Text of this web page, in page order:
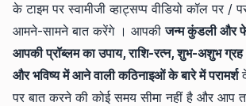
के टाइम पर स्वामीजी व्हाट्सप्प वीडियो कॉल पर /
आमने-सामने बात करेंगे । आपकीजन्म कुंडली और
आपकी प्रॉब्लम का उपाय, राशि-रत्न, शुभ-अशुभ ग्रह
और भविष्य में आने वाली कठिनाइओं के बारे में परामर्श
पर बात करने की कोई समय सीमा नहीं है और आप